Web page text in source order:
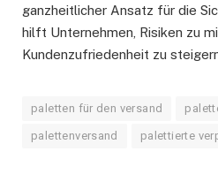
ganzheitlicher Ansatz für die
hilft Unternehmen, Risiken zu
Kundenzufriedenheit zu
paletten für den versand
palettenversand palettierte